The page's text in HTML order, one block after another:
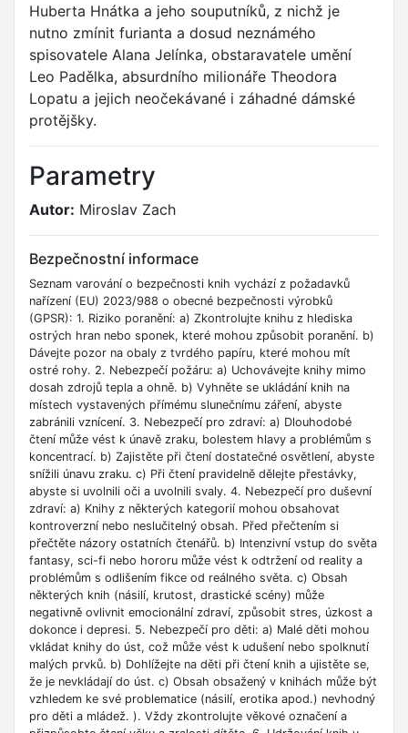
Huberta Hnátka a jeho souputníků, z nichž je
nutno zmínit furianta a dosud neznámého
spisovatele Alana Jelínka, obstaravatele umění
Leo Padělka, absurdního milionáře Theodora
Lopatu a jejich neočekávané i záhadné dámské
protějšky.
Parametry
Autor: Miroslav Zach
Bezpečnostní informace
Seznam varování o bezpečnosti knih vychází z požadavků
nařízení (EU) 2023/988 o obecné bezpečnosti výrobků
(GPSR): 1. Riziko poranění: a) Zkontrolujte knihu z hlediska
ostrých hran nebo sponek, které mohou způsobit poranění. b)
Dávejte pozor na obaly z tvrdého papíru, které mohou mít
ostré rohy. 2. Nebezpečí požáru: a) Uchovávejte knihy mimo
dosah zdrojů tepla a ohně. b) Vyhněte se ukládání knih na
místech vystavených přímému slunečnímu záření, abyste
zabránili vznícení. 3. Nebezpečí pro zdraví: a) Dlouhodobé
čtení může vést k únavě zraku, bolestem hlavy a problémům s
koncentrací. b) Zajistěte při čtení dostatečné osvětlení, abyste
snížili únavu zraku. c) Při čtení pravidelně dělejte přestávky,
abyste si uvolnili oči a uvolnili svaly. 4. Nebezpečí pro duševní
zdraví: a) Knihy z některých kategorií mohou obsahovat
kontroverzní nebo neslučitelný obsah. Před přečtením si
přečtěte názory ostatních čtenářů. b) Intenzivní vstup do světa
fantasy, sci-fi nebo hororu může vést k odtržení od reality a
problémům s odlišením fikce od reálného světa. c) Obsah
některých knih (násilí, krutost, drastické scény) může
negativně ovlivnit emocionální zdraví, způsobit stres, úzkost a
dokonce i depresi. 5. Nebezpečí pro děti: a) Malé děti mohou
vkládat knihy do úst, což může vést k udušení nebo spolknutí
malých prvků. b) Dohlížejte na děti při čtení knih a ujistěte se,
že je nevkládají do úst. c) Obsah obsažený v knihách může být
vzhledem ke své problematice (násilí, erotika apod.) nevhodný
pro děti a mládež. ). Vždy zkontrolujte věkové označení a